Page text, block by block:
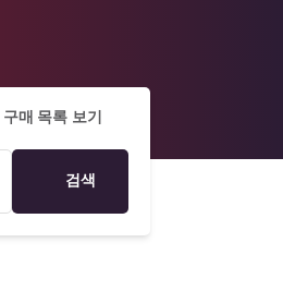
구매 목록 보기
검색